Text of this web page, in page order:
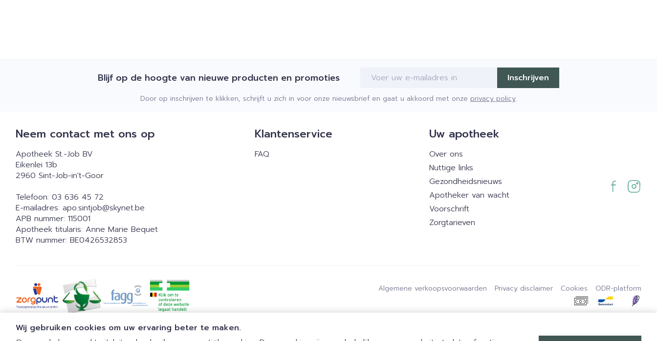
Wij gebruiken cookies om uw ervaring beter te maken.
Blijf op de hoogte van nieuwe producten en promoties Inschrijven
Door op inschrijven te klikken, schrijft u zich in voor onze nieuwsbrief en gaat u akkoord met onze privacy policy.
Neem contact met ons op
Apotheek St.-Job BV
Eikenlei 13b
2960 Sint-Job-in't-Goor
Telefoon: 03 636 45 72
E-mailadres: apo.sintjob@skynet.be
APB nummer: 115001
Apotheek titularis: Anne Marie Bequet
BTW nummer: BE0426532853
Klantenservice
FAQ
Uw apotheek
Over ons
Nuttige links
Gezondheidsnieuws
Apotheker van wacht
Voorschrift
Zorgtarieven
Algemene verkoopsvoorwaarden Privacy disclaimer Cookies ODR-platform